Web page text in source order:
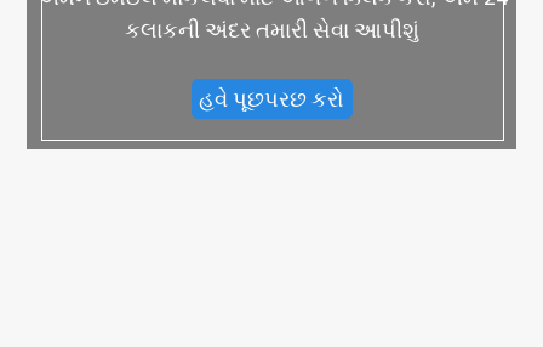
કલાકની અંદર તમારી સેવા આપીશું
હવે પૂછપરછ કરો